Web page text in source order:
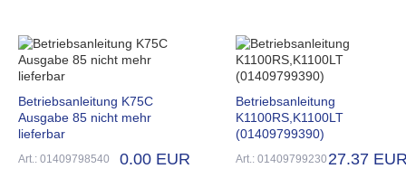
Betriebsanleitung K75C
Ausgabe 85 nicht mehr
lieferbar
Art.: 01409798540 0.00 EUR
Betriebsanleitung
K1100RS,K1100LT
(01409799390)
Art.: 01409799230 27.37